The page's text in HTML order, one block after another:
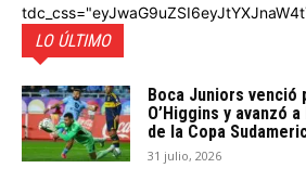
LO ÚLTIMO
Boca Juniors venció
O’Higgins y avanzó
de la Copa
31 julio, 2026